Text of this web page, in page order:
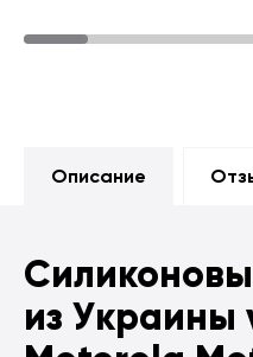
Описание
из Украины